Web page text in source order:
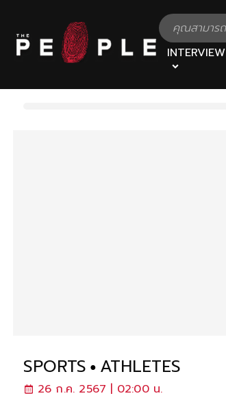
INTERVIEW
SPORTS ATHLETES
26 ก.ค. 2567 | 02:00 น.